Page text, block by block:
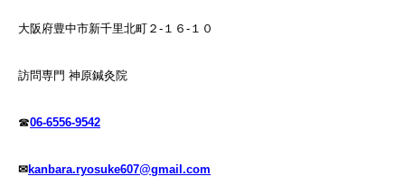
大阪府豊中市新千里北町２-１６-１０
訪問専門 神原鍼灸院
☎06-6556-9542
✉kanbara.ryosuke607@gmail.com